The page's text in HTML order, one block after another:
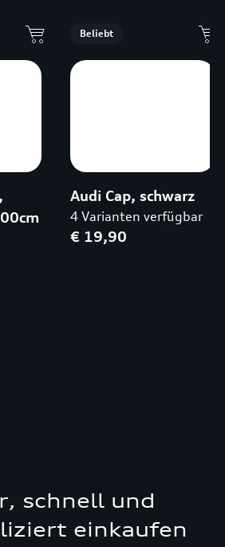
Beliebt
Audi Cap, schwarz
4 Varianten verfügbar
€ 19,90
schnell und
einkaufen